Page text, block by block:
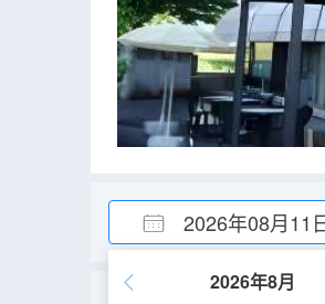
2026年08月11
2026年8月